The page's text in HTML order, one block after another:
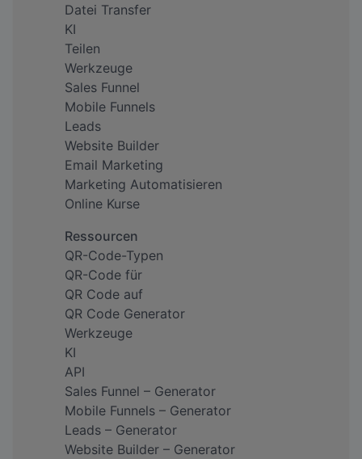
Datei Transfer
KI
Teilen
Werkzeuge
Sales Funnel
Mobile Funnels
Leads
Website Builder
Email Marketing
Marketing Automatisieren
Online Kurse
Ressourcen
QR-Code-Typen
QR-Code für
QR Code auf
QR Code Generator
Werkzeuge
KI
API
Sales Funnel – Generator
Mobile Funnels – Generator
Leads – Generator
Website Builder – Generator